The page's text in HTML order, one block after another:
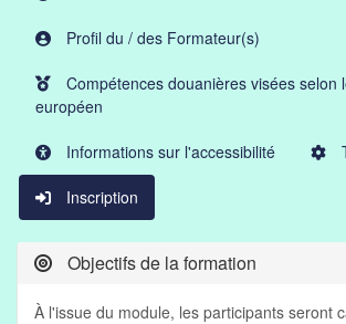
Profil du / des Formateur(s)
Compétences douanières visées selon
européen
Informations sur l'accessibilité
Inscription
Objectifs de la formation
À l'issue du module, les participants seront